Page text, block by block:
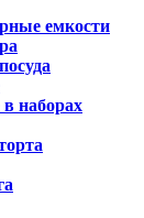
емкости
наборах